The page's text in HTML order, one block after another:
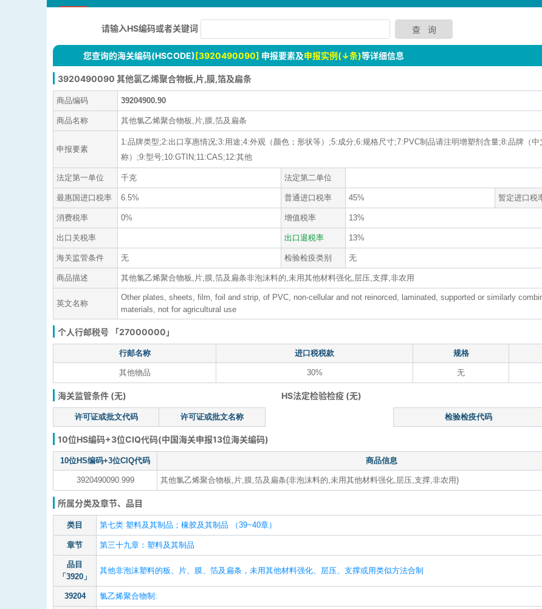
请输入HS编码或者关键词
您查询的海关编码(HSCODE)[3920490090] 申报要素及申报实例(↓条)等详细信息
3920490090 其他氯乙烯聚合物板,片,膜,箔及扁条
商品编码 39204900.90
商品名称 其他氯乙烯聚合物板,片,膜,箔及扁条
申报要素
1:品牌类型;2:出口享惠情况;3:用途;4:外观（颜色；形状等）;5:成分;6:规格尺寸;7:PVC制品请注明增塑剂含量;8:品牌（中
称）;9:型号;10:GTIN;11:CAS;12:其他
法定第一单位 千克 法定第二单位
最惠国进口税率 6.5% 普通进口税率 45% 暂定进口税
消费税率 0% 增值税率 13%
出口关税率 出口退税率 13%
海关监管条件 无 检验检疫类别 无
商品描述 其他氯乙烯聚合物板,片,膜,箔及扁条非泡沫料的,未用其他材料强化,层压,支撑,非农用
英文名称
Other plates, sheets, film, foil and strip, of PVC, non-cellular and not reinorced, laminated, supported or similarly
materials, not for agricultural use
个人行邮税号 「27000000」
行邮名称 进口税税款 规格
其他物品 30% 无
海关监管条件 (无) HS法定检验检疫 (无)
许可证或批文代码 许可证或批文名称 检验检疫代码
10位HS编码+3位CIQ代码(中国海关申报13位海关编码)
10位HS编码+3位CIQ代码 商品信息
3920490090.999 其他氯乙烯聚合物板,片,膜,箔及扁条(非泡沫料的,未用其他材料强化,层压,支撑,非农用)
所属分类及章节、品目
类目 第七类 塑料及其制品；橡胶及其制品 （39~40章）
章节 第三十九章：塑料及其制品
品目
「3920」
其他非泡沫塑料的板、片、膜、箔及扁条，未用其他材料强化、层压、支撑或用类似方法合制
39204 氯乙烯聚合物制: